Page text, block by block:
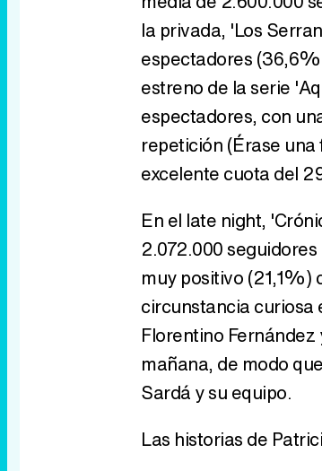
la privada, 'Los
espectadores
estreno de la serie
espectadores, con
repetición (Érase
excelente cuota del
En el late night,
2.072.000
muy positivo (21,1%)
circunstancia curiosa
Florentino
mañana, de modo
Sardá y su equipo.
Las historias de